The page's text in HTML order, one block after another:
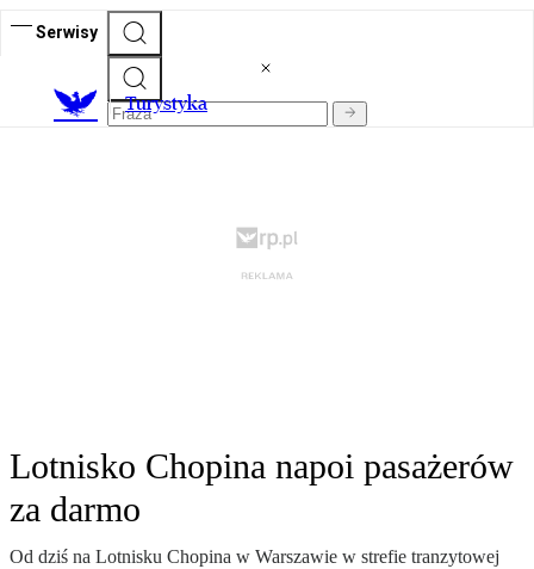
Serwisy
Turystyka
Lotnisko Chopina napoi pasażerów
za darmo
Od dziś na Lotnisku Chopina w Warszawie w strefie tranzytowej